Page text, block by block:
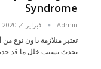
Syndrome
Admin فبراير 4, 2020
تعتبر متلازمة داون نوع من
تحدث بسبب خلل ما قد